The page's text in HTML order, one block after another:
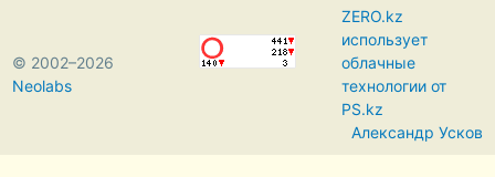
© 2002–2026
Neolabs
ZERO.kz
использует
облачные
технологии от
PS.kz
Александр Усков